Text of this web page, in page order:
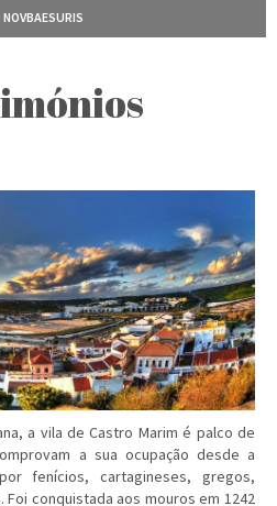
NOVBAESURIS
a vila de Castro Marim é palco de
a sua ocupação desde a
fenícios, cartagineses, gregos,
conquistada aos mouros em 1242